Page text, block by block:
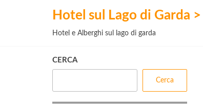
Hotel sul Lago di Garda
Hotel e Alberghi sul lago di garda
CERCA
Cerca